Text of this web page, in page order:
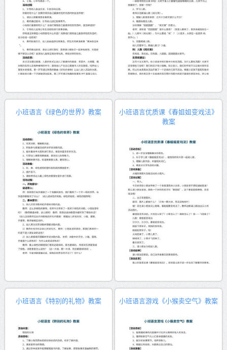
小班语言《绿色的世界》教案
小班语言优质课《春姐姐变戏法》
教案
小班语言《特别的礼物》教案 小班语言游戏《小猴卖空气》教案